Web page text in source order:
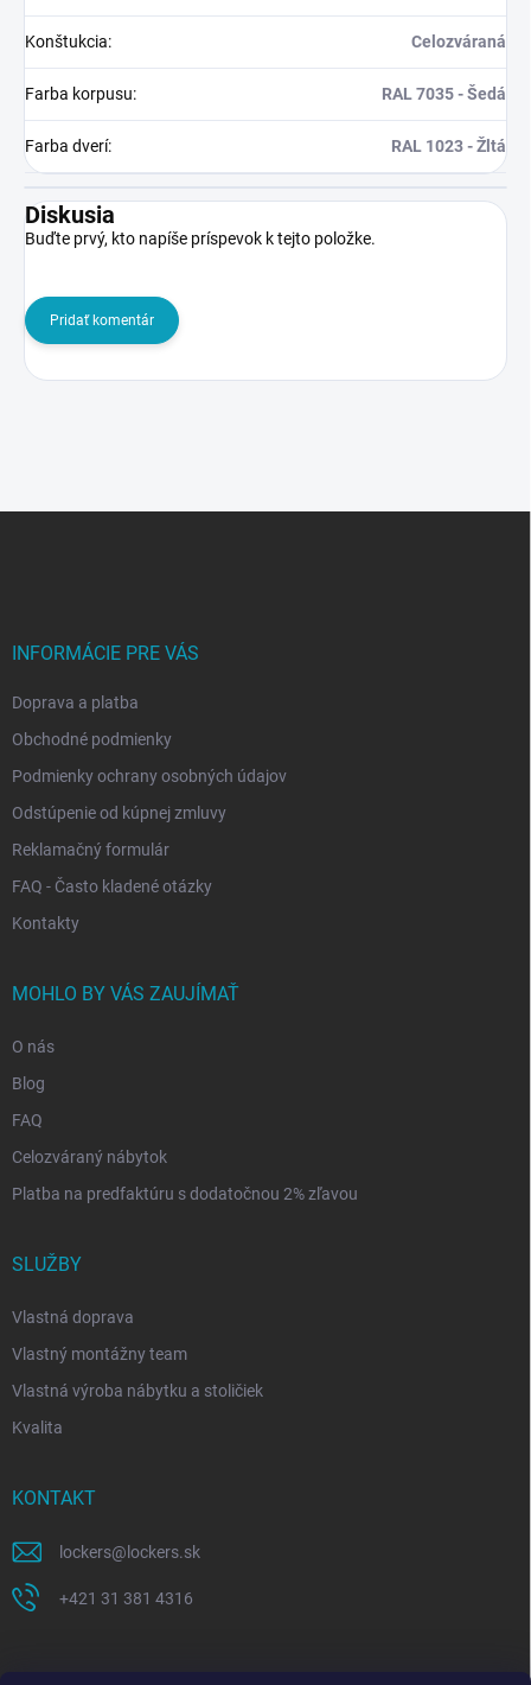
Konštukcia: Celozváraná
Farba korpusu: RAL 7035 - Šedá
Farba dverí: RAL 1023 - Žltá
Diskusia
Buďte prvý, kto napíše príspevok k tejto položke.
Pridať komentár
INFORMÁCIE PRE VÁS
Doprava a platba
Obchodné podmienky
Podmienky ochrany osobných údajov
Odstúpenie od kúpnej zmluvy
Reklamačný formulár
FAQ - Často kladené otázky
Kontakty
MOHLO BY VÁS ZAUJÍMAŤ
O nás
Blog
FAQ
Celozváraný nábytok
Platba na predfaktúru s dodatočnou 2% zľavou
SLUŽBY
Vlastná doprava
Vlastný montážny team
Vlastná výroba nábytku a stoličiek
Kvalita
KONTAKT
lockers@lockers.sk
+421 31 381 4316